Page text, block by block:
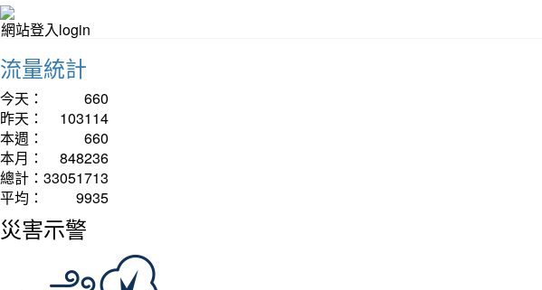
網站登入login
流量統計
今天：
660
昨天：
103114
本週：
660
本月：
848236
總計： 33051713
平均：
9935
災害示警